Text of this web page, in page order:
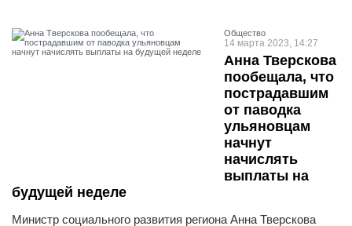
Общество
14 марта 2023, 14:27
Анна Тверскова
пообещала, что
пострадавшим
от паводка
ульяновцам
начнут
начислять
выплаты на
будущей неделе
Министр социального развития региона Анна Тверскова